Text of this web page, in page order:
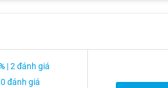
giữ nguyên lớp zin sơn ở sau bệ cốp khi
| 2 đánh giá
đánh giá